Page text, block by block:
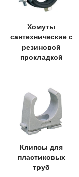
Хомуты
сантехнические с
резиновой
прокладкой
Клипсы для
пластиковых
труб